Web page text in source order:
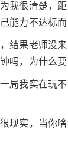
我很清楚，
能力不达标而
结果老师没
吗，为什么
局我实在玩
现实，当你